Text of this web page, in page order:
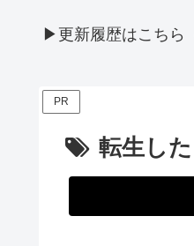
▶更新履歴はこちら
PR
転生し